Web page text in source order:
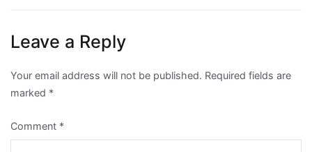
Leave a Reply
Your email address will not be published. Required fields are
marked *
Comment *